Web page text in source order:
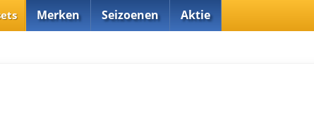
Merken Seizoenen Aktie